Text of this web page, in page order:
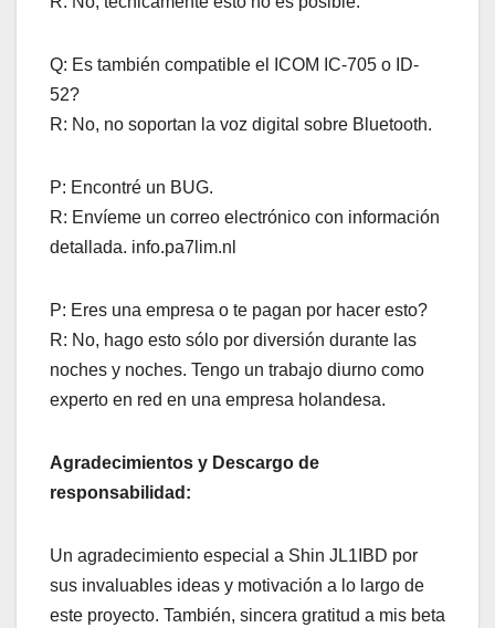
Q: Es también compatible el ICOM IC-705 o ID-
52?
R: No, no soportan la voz digital sobre Bluetooth.
P: Encontré un BUG.
R: Envíeme un correo electrónico con información
detallada. info.pa7lim.nl
P: Eres una empresa o te pagan por hacer esto?
R: No, hago esto sólo por diversión durante las
noches y noches. Tengo un trabajo diurno como
experto en red en una empresa holandesa.
Agradecimientos y Descargo de
responsabilidad:
Un agradecimiento especial a Shin JL1IBD por
sus invaluables ideas y motivación a lo largo de
este proyecto. También, sincera gratitud a mis beta